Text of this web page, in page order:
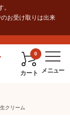
お受け取りは出来
0
カート
生クリーム